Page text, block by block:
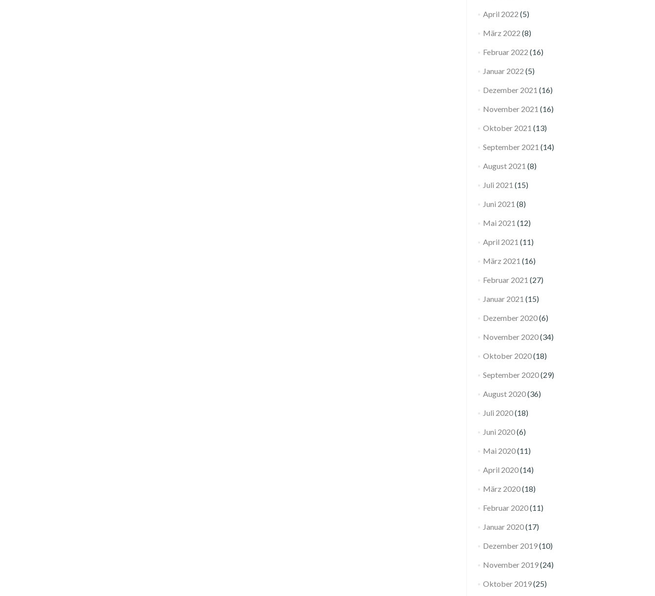
April 2022 (5)
März 2022 (8)
Februar 2022 (16)
Januar 2022 (5)
Dezember 2021 (16)
November 2021 (16)
Oktober 2021 (13)
September 2021 (14)
August 2021 (8)
Juli 2021 (15)
Juni 2021 (8)
Mai 2021 (12)
April 2021 (11)
März 2021 (16)
Februar 2021 (27)
Januar 2021 (15)
Dezember 2020(6)
November 2020(34)
Oktober 2020(18)
September 2020(29)
August 2020(36)
Juli 2020(18)
Juni 2020(6)
Mai 2020(11)
April 2020(14)
März 2020(18)
Februar 2020(11)
Januar 2020(17)
Dezember 2019(10)
November 2019(24)
Oktober 2019(25)